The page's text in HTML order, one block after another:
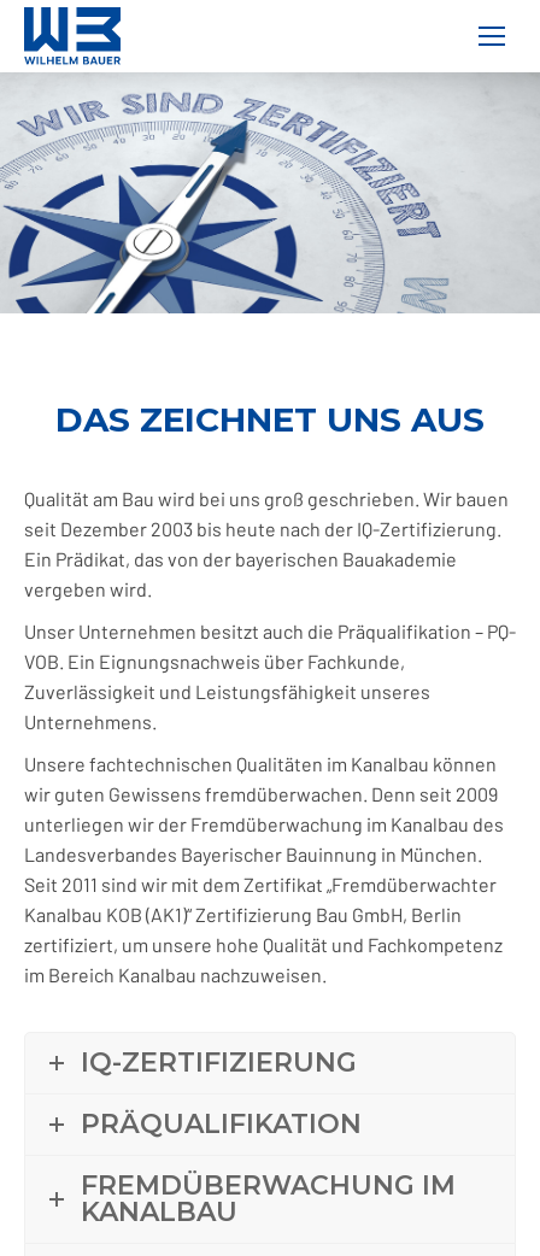
DAS ZEICHNET UNS AUS
Qualität am Bau wird bei uns groß geschrieben. Wir bauen
seit Dezember 2003 bis heute nach der IQ-Zertifizierung.
Ein Prädikat, das von der bayerischen Bauakademie
vergeben wird.
Unser Unternehmen besitzt auch die Präqualifikation – PQ-
VOB. Ein Eignungsnachweis über Fachkunde,
Zuverlässigkeit und Leistungsfähigkeit unseres
Unternehmens.
Unsere fachtechnischen Qualitäten im Kanalbau können
wir guten Gewissens fremdüberwachen. Denn seit 2009
unterliegen wir der Fremdüberwachung im Kanalbau des
Landesverbandes Bayerischer Bauinnung in München.
Seit 2011 sind wir mit dem Zertifikat „Fremdüberwachter
Kanalbau KOB (AK1)“ Zertifizierung Bau GmbH, Berlin
zertifiziert, um unsere hohe Qualität und Fachkompetenz
im Bereich Kanalbau nachzuweisen.
IQ-ZERTIFIZIERUNG
PRÄQUALIFIKATION
FREMDÜBERWACHUNG IM
KANALBAU